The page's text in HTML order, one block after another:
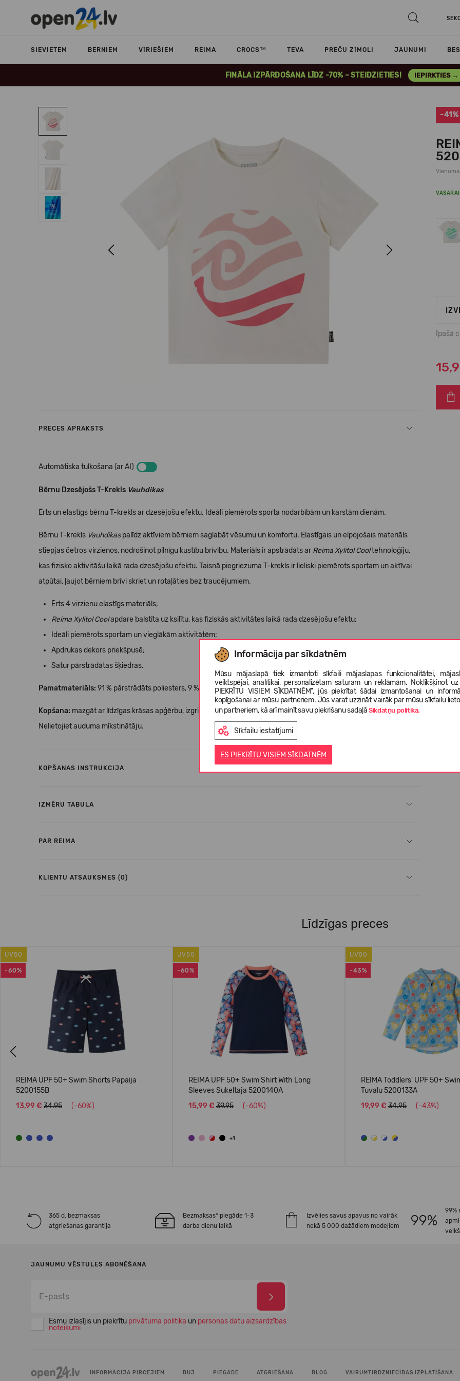
SIEVIETĒM BĒRNIEM VĪRIEŠIEM REIMA CROCS™ TEVA PREČU ZĪMOLI JAUNUMI
FINĀLA IZPĀRDOŠANA LĪDZ -70% – STEIDZIETIES! IEPIRKTIES →
Informācija par sīkdatnēm
Mūsu mājaslapā tiek izmantoti sīkfaili mājaslapas funkcionalitātei,
veiktspējai, analītikai, personalizētam saturam un reklāmām. Noklikšķinot
PIEKRĪTU VISIEM SĪKDATNĒM", jūs piekrītat šādai izmantošanai un
kopīgošanai ar mūsu partneriem. Jūs varat uzzināt vairāk par mūsu sīkfailu
un partneriem, kā arī mainīt savu piekrišanu sadaļāSīkdatņu politika.
Sīkfailu iestatījumi
ES PIEKRĪTU VISIEM SĪKDATNĒM
Next
-41%
VASARAI
Īpašā
PRECES APRAKSTS
Automātiska tulkošana (ar AI)
Bērnu Dzesējošs T-Krekls Vauhdikas
Ērts un elastīgs bērnu T-krekls ar dzesējošu efektu. Ideāli piemērots sporta nodarbībām un karstām dienām.
Bērnu T-krekls Vauhdikaspalīdz aktīviem bērniem saglabāt vēsumu un komfortu. Elastīgais un elpojošais materiāls
stiepjas četros virzienos, nodrošinot pilnīgu kustību brīvību. Materiāls ir apstrādāts ar Reima Xylitol Cooltehnoloģiju,
kas fizisko aktivitāšu laikā rada dzesējošu efektu. Taisnā piegriezuma T-krekls ir lieliski piemērots sportam un aktīvai
atpūtai, ļaujot bērniem brīvi skriet un rotaļāties bez traucējumiem.
Ērts 4 virzienu elastīgs materiāls;
Reima Xylitol Coolapdare balstīta uz ksilītu, kas fiziskās aktivitātes laikā rada dzesējošu efektu;
Ideāli piemērots sportam un vieglākām aktivitātēm;
Apdrukas dekors priekšpusē;
Satur pārstrādātas šķiedras.
Pamatmateriāls: 91 % pārstrādāts poliesters, 9 % elastāns.
Kopšana: mazgāt ar līdzīgas krāsas apģērbu, izgrieztu uz otru pusi. Nelietojiet mazgāšanas līdzekļus ar balinātājiem.
Nelietojiet auduma mīkstinātāju.
KOPŠANAS INSTRUKCIJA
IZMĒRU TABULA
PAR REIMA
KLIENTU ATSAUKSMES (0)
Līdzīgas preces
-60%
UV50
REIMA UPF 50+ Swim Shorts Papaija
5200155B
13,99 € 34.95 (-60%)
-60%
UV50
REIMA UPF 50+ Swim Shirt With Long
Sleeves Sukeltaja 5200140A
15,99 € 39.95 (-60%)
+1
-43%
UV50
REIMA Toddlers' UPF 50+
Tuvalu 5200133A
19,99 € 34.95 (-43%)
365 d. bezmaksas
atgriešanas garantija
Bezmaksas* piegāde 1-3
darba dienu laikā
Izvēlies savus apavus no vairāk
nekā 5 000 dažādiem modeļiem
99%
JAUNUMU VĒSTULES ABONĒŠANA
Esmu izlasījis un piekrītu privātuma politika un personas datu aizsardzības
noteikumi
INFORMĀCIJA PIRCĒJIEM BUJ PIEGĀDE ATGRIEŠANA BLOG VAIRUMTIRDZNIECĪBAS IZPLATĪŠANA